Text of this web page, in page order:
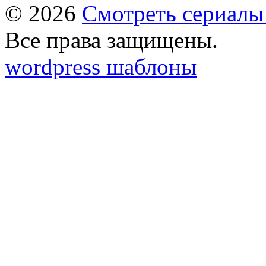
© 2026 Смотреть
Все права защищены.
wordpress шаблоны